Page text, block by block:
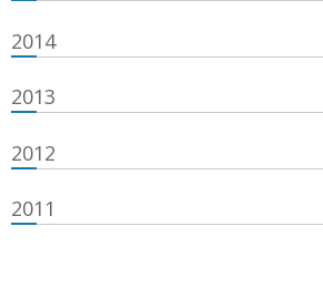
2014
2013
2012
2011